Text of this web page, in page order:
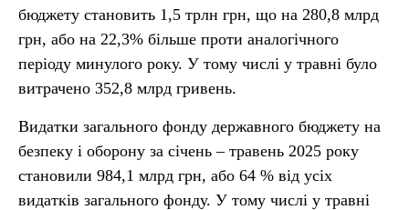
бюджету становить 1,5 трлн грн, що на 280,8 млрд
грн, або на 22,3% більше проти аналогічного
періоду минулого року. У тому числі у травні було
витрачено 352,8 млрд гривень.
Видатки загального фонду державного бюджету на
безпеку і оборону за січень – травень 2025 року
становили 984,1 млрд грн, або 64 % від усіх
видатків загального фонду. У тому числі у травні